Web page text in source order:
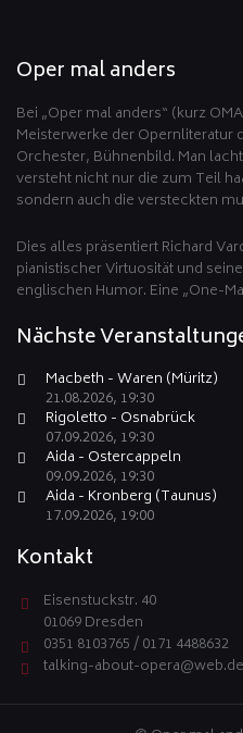
Oper mal anders
Bei „Oper mal anders“ (kurz
Meisterwerke der Opernliteratur
Orchester, Bühnenbild. Man
versteht nicht nur die zum Teil
sondern auch die versteckten
Dies alles präsentiert Richard
pianistischer Virtuosität und
englischen Humor. Eine „One-
Nächste
Macbeth - Waren (Müritz)
21.08.2026, 19:30
Rigoletto - Osnabrück
07.09.2026, 19:30
Aida - Ostercappeln
09.09.2026, 19:30
Aida - Kronberg (Taunus)
17.09.2026, 19:00
Kontakt
Eisenstuckstr. 40
01069 Dresden
0351 8103765 / 0171 4488632
talking-about-opera@web.de